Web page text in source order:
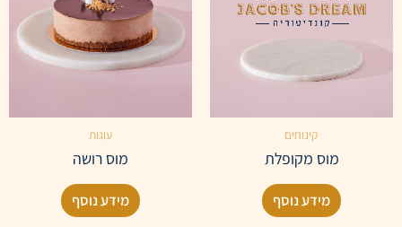
קינוחים
מוס מקופלת
מידע נוסף
עוגות
מוס רושה
מידע נוסף